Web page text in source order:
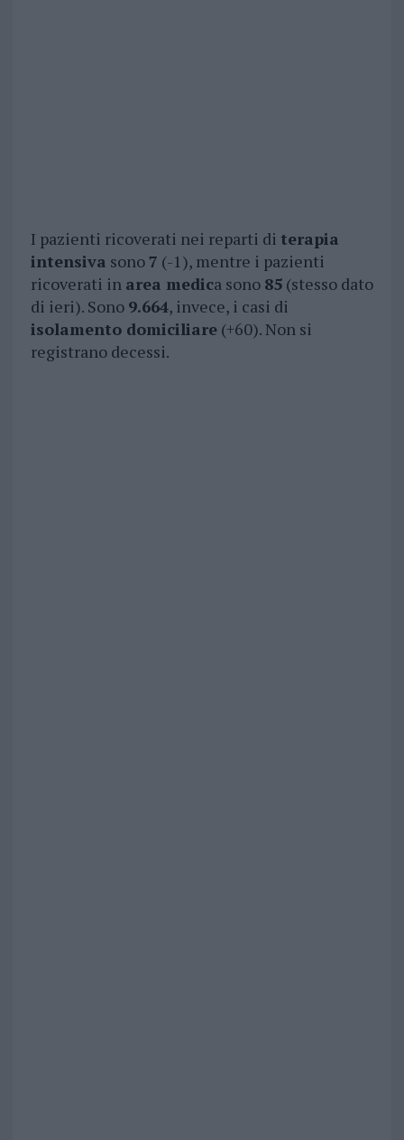
I pazienti ricoverati nei reparti di terapia
intensiva sono7 (-1), mentre i pazienti
ricoverati in area medica sono 85(stesso dato
di ieri). Sono 9.664, invece, i casi di
isolamento domiciliare(+60). Non si
registrano decessi.